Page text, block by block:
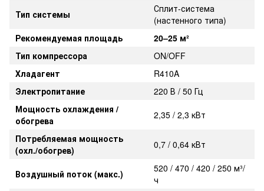
Тип системы
Сплит-система
(настенного типа)
Рекомендуемая площадь
20–25 м²
Тип компрессора
ON/OFF
Хладагент
R410A
Электропитание
220 В / 50 Гц
Мощность охлаждения /
обогрева
2,35 / 2,3 кВт
Потребляемая мощность
(охл./обогрев)
0,7 / 0,64 кВт
Воздушный поток (макс.)
520 / 470 / 420 / 250 м³/
ч